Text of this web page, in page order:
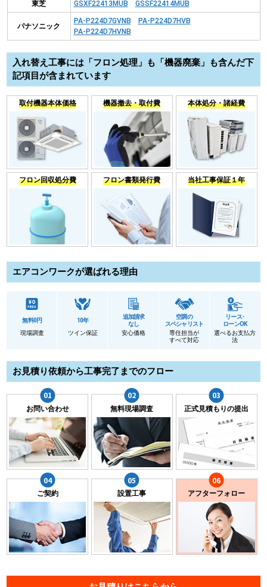
東芝 GSXF22413MUB GSSF22414MUB
パナソニック
PA-P224D7GVNB
PA-P224D7HVB
PA-P224D7HVNB
入れ替え工事には「フロン処理」も「機器廃棄」も含んだ下
記項目が含まれています
取付機器本体価格 機器撤去・取付費 本体処分・諸経費
フロン回収処分費 フロン書類発行費 当社工事保証１年
エアコンワークが選ばれる理由
無料0円
現場調査
10年
ツイン保証
追加請求
なし
安心価格
空調の
スペシャリスト
専任担当が
すべて対応
リース･
ローンOK
選べるお支払方
法
お見積り依頼から工事完了までのフロー
お問い合わせ 無料現場調査 正式見積もりの提出
ご契約 設置工事 アフターフォロー